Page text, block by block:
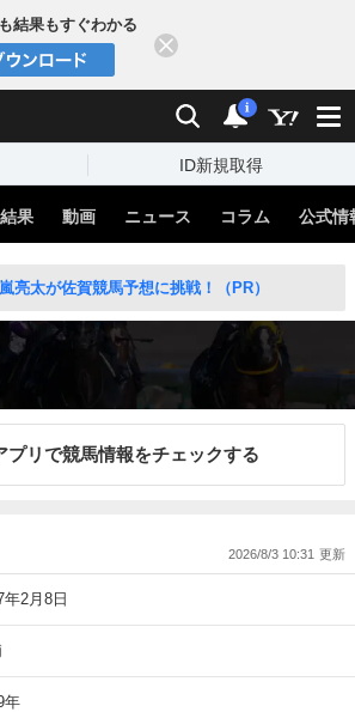
結果もすぐわかる
検索 通知
i
ID新規取得
果 動画 ニュース コラム 公式情
亮太が佐賀競馬予想に挑戦！（PR）
プリで競馬情報をチェックする
2026/8/3 10:31
年2月8日
年